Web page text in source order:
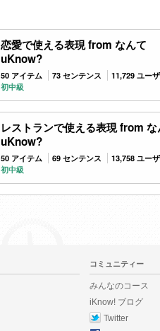
恋愛で使える表現 from なんて
uKnow?
50 アイテム 73 センテンス
11,729 ユー
初中級
レストランで使える表現 from な
uKnow?
50 アイテム 69 センテンス
13,758 ユー
初中級
コミュニティー
みんなのコース
iKnow! ブログ
Twitter